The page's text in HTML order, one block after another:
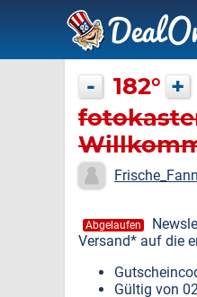
- 182° +
Abgelaufen
Versand* auf die
Gültig von